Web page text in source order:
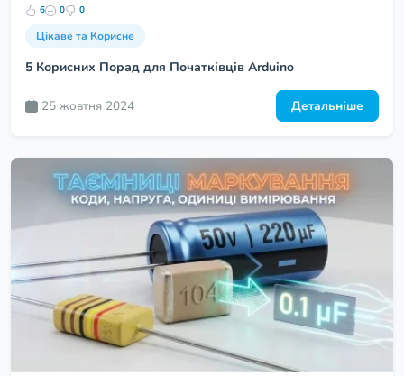
6 0 0
Цікаве та Корисне
5 Корисних Порад для Початківців Arduino
25 жовтня 2024 Детальніше